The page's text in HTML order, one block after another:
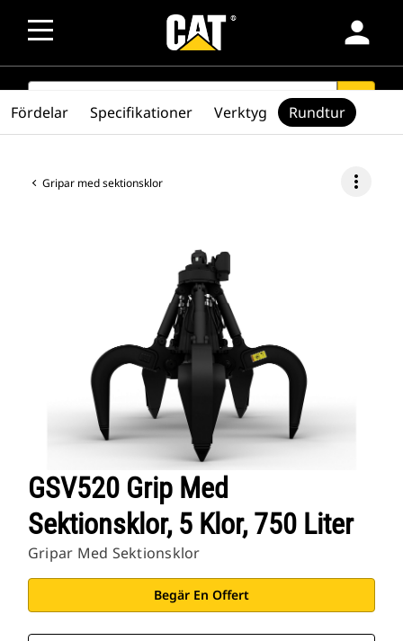
person
SEARCH search
Gripar med sektionsklor more_vert
GSV520 Grip Med
Sektionsklor, 5 Klor, 750 Liter
Gripar Med Sektionsklor
Begär En Offert
Fördelar Specifikationer Verktyg Rundtur